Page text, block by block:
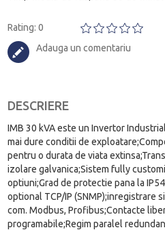
Rating: 0
Adauga un comentariu
DESCRIERE
IMB 30 kVA este un Invertor
mai dure conditii de
pentru o durata de viata
izolare galvanica;Sistem fully
optiuni;Grad de protectie pana la
optional TCP/IP (SNMP);inregistrare
com. Modbus, Profibus;Contacte
programabile;Regim paralel